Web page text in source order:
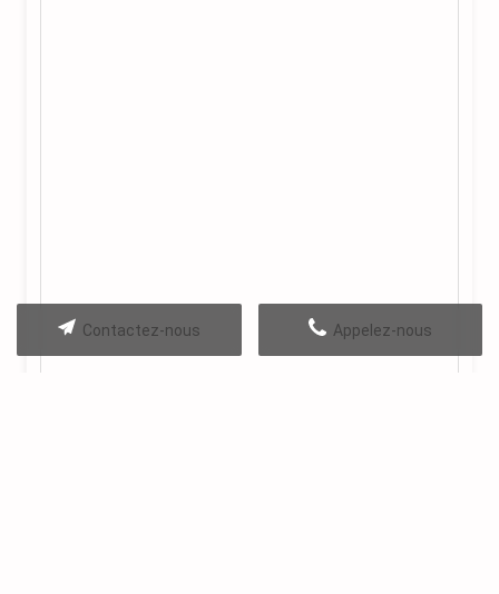
Appelez-nous
Contactez-nous